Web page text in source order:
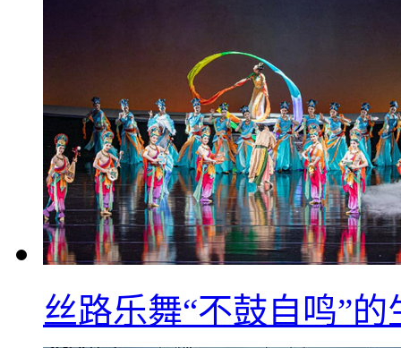
丝路乐舞“不鼓自鸣”